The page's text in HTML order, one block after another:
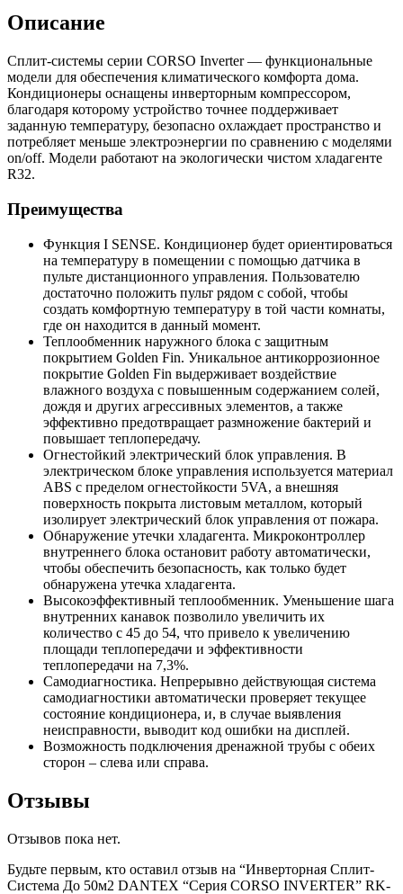
Описание
Сплит-системы серии CORSO Inverter — функциональные
модели для обеспечения климатического комфорта дома.
Кондиционеры оснащены инверторным компрессором,
благодаря которому устройство точнее поддерживает
заданную температуру, безопасно охлаждает пространство и
потребляет меньше электроэнергии по сравнению с моделями
on/off. Модели работают на экологически чистом хладагенте
R32.
Преимущества
Функция I SENSE. Кондиционер будет ориентироваться
на температуру в помещении с помощью датчика в
пульте дистанционного управления. Пользователю
достаточно положить пульт рядом с собой, чтобы
создать комфортную температуру в той части комнаты,
где он находится в данный момент.
Теплообменник наружного блока с защитным
покрытием Golden Fin. Уникальное антикоррозионное
покрытие Golden Fin выдерживает воздействие
влажного воздуха с повышенным содержанием солей,
дождя и других агрессивных элементов, а также
эффективно предотвращает размножение бактерий и
повышает теплопередачу.
Огнестойкий электрический блок управления. В
электрическом блоке управления используется материал
ABS с пределом огнестойкости 5VA, а внешняя
поверхность покрыта листовым металлом, который
изолирует электрический блок управления от пожара.
Обнаружение утечки хладагента. Микроконтроллер
внутреннего блока остановит работу автоматически,
чтобы обеспечить безопасность, как только будет
обнаружена утечка хладагента.
Высокоэффективный теплообменник. Уменьшение шага
внутренних канавок позволило увеличить их
количество с 45 до 54, что привело к увеличению
площади теплопередачи и эффективности
теплопередачи на 7,3%.
Самодиагностика. Непрерывно действующая система
самодиагностики автоматически проверяет текущее
состояние кондиционера, и, в случае выявления
неисправности, выводит код ошибки на дисплей.
Возможность подключения дренажной трубы с обеих
сторон – слева или справа.
Отзывы
Отзывов пока нет.
Будьте первым, кто оставил отзыв на “Инверторная Сплит-
Система До 50м2 DANTEX “Серия CORSO INVERTER” RK-